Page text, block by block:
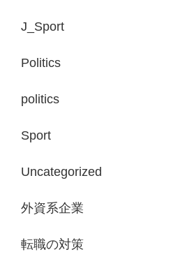
J_Sport
Politics
politics
Sport
Uncategorized
外資系企業
転職の対策